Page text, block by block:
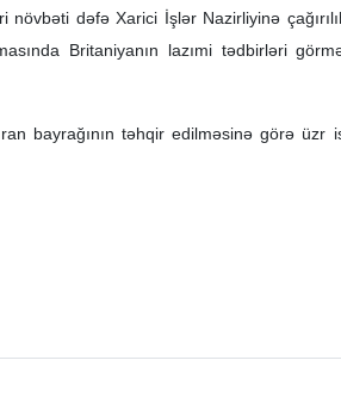
dəfə Xarici İşlər Nazirliyinə
Britaniyanın lazımi tədbirləri
bayrağının təhqir edilməsinə görə üzr